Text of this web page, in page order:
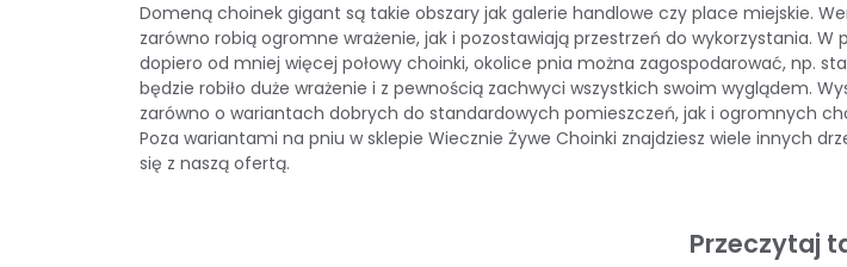
Domeną choinek gigant są takie obszary jak galerie handlowe czy place miejskie.
zarówno robią ogromne wrażenie, jak i pozostawiają przestrzeń do wykorzystania.
dopiero od mniej więcej połowy choinki, okolice pnia można zagospodarować, np.
będzie robiło duże wrażenie i z pewnością zachwyci wszystkich swoim wyglądem.
zarówno o wariantach dobrych do standardowych pomieszczeń, jak i ogromnych
Poza wariantami na pniu w sklepie Wiecznie Żywe Choinki znajdziesz wiele innych
się z naszą ofertą.
Przeczytaj